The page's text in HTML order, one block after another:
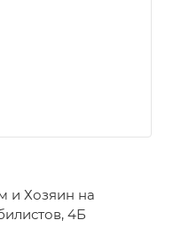
и Хозяин на
4Б